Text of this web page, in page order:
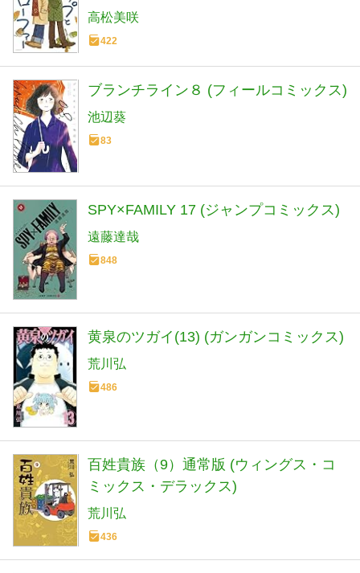
高松美咲
422
ブランチライン８ (フィールコミックス)
池辺葵
83
SPY×FAMILY 17 (ジャンプコミックス)
遠藤達哉
848
黄泉のツガイ(13) (ガンガンコミックス)
荒川弘
486
百姓貴族（9）通常版 (ウィングス・コ
ミックス・デラックス)
荒川弘
436